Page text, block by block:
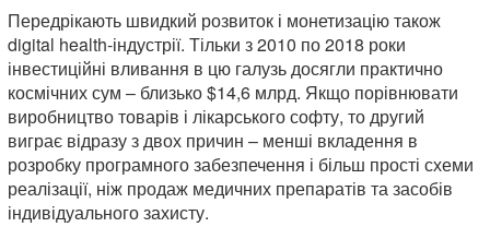
Передрікають швидкий розвиток і монетизацію також
digital health-індустрії. Тільки з 2010 по 2018 роки
інвестиційні вливання в цю галузь досягли практично
космічних сум – близько $14,6 млрд. Якщо порівнювати
виробництво товарів і лікарського софту, то другий
виграє відразу з двох причин – менші вкладення в
розробку програмного забезпечення і більш прості схеми
реалізації, ніж продаж медичних препаратів та засобів
індивідуального захисту.